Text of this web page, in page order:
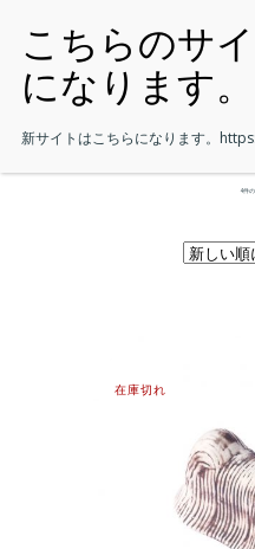
4件
在庫切れ
新サイトはこちらになります。